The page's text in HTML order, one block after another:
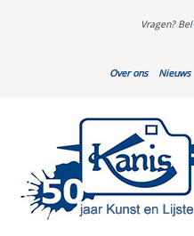
Vragen? Bel
Over ons Nieuws